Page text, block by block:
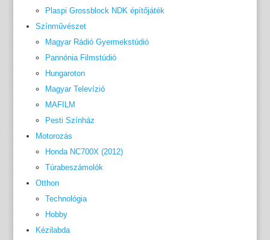
Plaspi Grossblock NDK építőjáték
Színművészet
Magyar Rádió Gyermekstúdió
Pannónia Filmstúdió
Hungaroton
Magyar Televízió
MAFILM
Pesti Színház
Motorozás
Honda NC700X (2012)
Túrabeszámolók
Otthon
Technológia
Hobby
Kézilabda